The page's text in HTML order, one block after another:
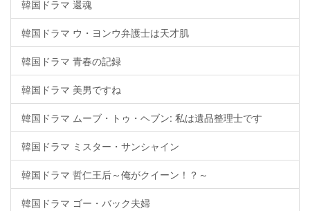
韓国ドラマ 還魂
韓国ドラマ ウ・ヨンウ弁護士は天才肌
韓国ドラマ 青春の記録
韓国ドラマ 美男ですね
韓国ドラマ ムーブ・トゥ・ヘブン: 私は遺品整理士です
韓国ドラマ ミスター・サンシャイン
韓国ドラマ 哲仁王后～俺がクイーン！？～
韓国ドラマ ゴー・バック夫婦